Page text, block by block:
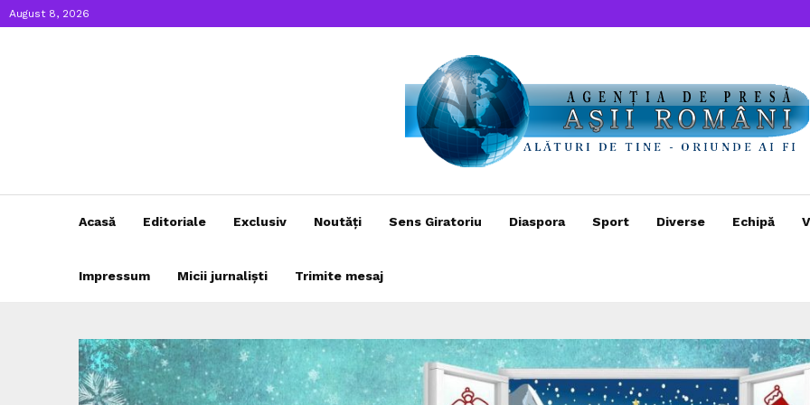
August 8, 2026
Acasă Editoriale Exclusiv Noutăți Sens Giratoriu Diaspora Sport Diverse Echipă
Impressum Micii jurnaliști Trimite mesaj